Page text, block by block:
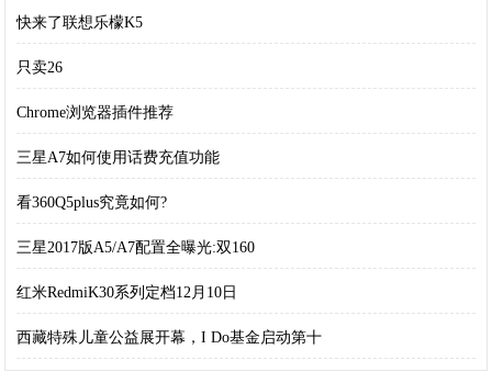
快来了联想乐檬K5
只卖26
Chrome浏览器插件推荐
三星A7如何使用话费充值功能
看360Q5plus究竟如何?
三星2017版A5/A7配置全曝光:双160
红米RedmiK30系列定档12月10日
西藏特殊儿童公益展开幕，I Do基金启动第十